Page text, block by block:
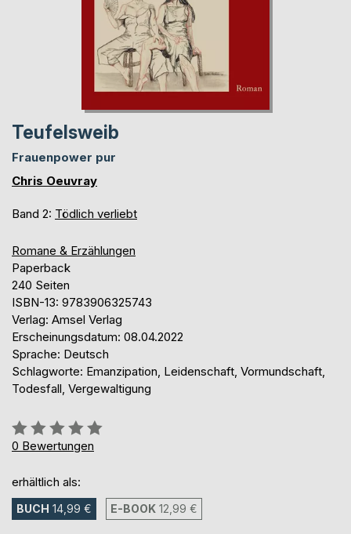
Teufelsweib
Frauenpower pur
Chris Oeuvray
Band 2: Tödlich verliebt
Romane & Erzählungen
Paperback
240 Seiten
ISBN-13: 9783906325743
Verlag: Amsel Verlag
Erscheinungsdatum: 08.04.2022
Sprache: Deutsch
Schlagworte: Emanzipation, Leidenschaft, Vormundschaft,
Todesfall, Vergewaltigung
Bewertung::
0%
0 Bewertungen
erhältlich als:
BUCH 14,99 € E-BOOK 12,99 €